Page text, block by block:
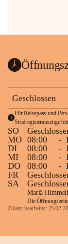
Geschlossen
Für Reisepass und
Strafregisterauszüge
SO
MO 08:00 -
DI
08:00 -
MI
08:00 -
DO
08:00 -
FR
SA
Mariä
Die
Zuletzt bearbeitet: